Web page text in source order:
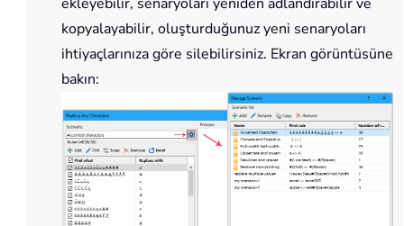
kopyalayabilir, oluşturduğunuz yeni senaryoları
ihtiyaçlarınıza göre silebilirsiniz. Ekran görüntüsüne
bakın: